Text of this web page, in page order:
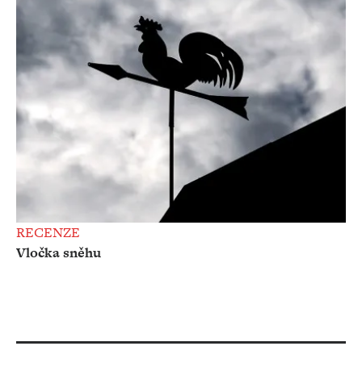
RECENZE
Vločka sněhu